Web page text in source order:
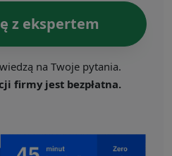
z ekspertem
na Twoje pytania.
firmy jest bezpłatna.